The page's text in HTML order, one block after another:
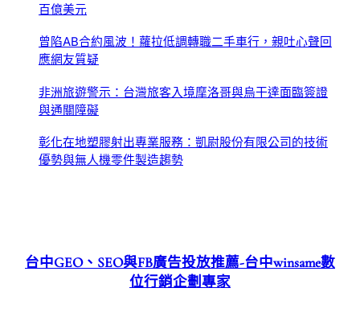
百億美元
曾陷AB合約風波！蘿拉低調轉職二手車行，親吐心聲回
應網友質疑
非洲旅遊警示：台灣旅客入境摩洛哥與烏干達面臨簽證
與通關障礙
彰化在地塑膠射出專業服務：凱尉股份有限公司的技術
優勢與無人機零件製造趨勢
台中GEO、SEO與FB廣告投放推薦-台中winsame數
位行銷企劃專家